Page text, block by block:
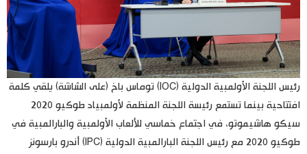
رئيس اللجنة الأولمبية الدولية (IOC) توماس باخ (على الشاشة) يلقي كلمة
افتتاحية بينما تستمع رئيسة اللجنة المنظمة لأولمبياد طوكيو 2020
سيكو هاشيموتو، في اجتماع خماسي للألعاب الأولمبية والبارالمبية في
طوكيو 2020 مع رئيس اللجنة البارالمبية الدولية (IPC) أندرو بارسونز